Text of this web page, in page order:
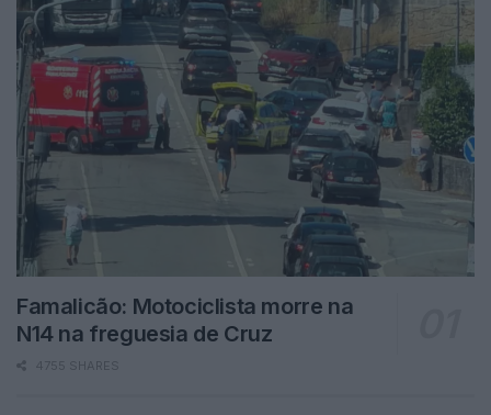
Famalicão: Motociclista morre na
N14 na freguesia de Cruz
4755 SHARES